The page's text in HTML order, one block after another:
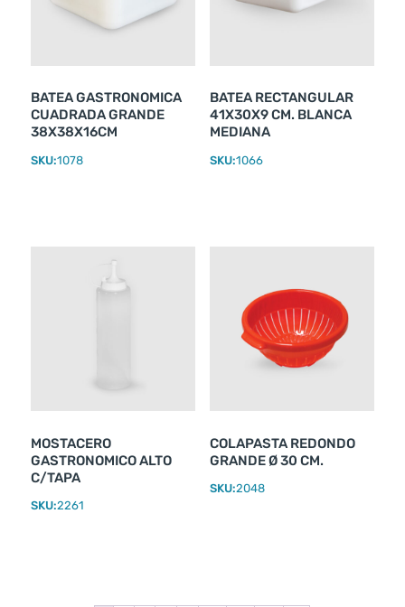
BATEA GASTRONOMICA
CUADRADA GRANDE
38X38X16CM
SKU:1078
BATEA RECTANGULAR
41X30X9 CM. BLANCA
MEDIANA
SKU:1066
MOSTACERO
GASTRONOMICO ALTO
C/TAPA
SKU:2261
COLAPASTA REDONDO
GRANDE Ø 30 CM.
SKU:2048